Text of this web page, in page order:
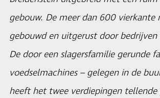
gebouw. De meer dan 600 vierkante
gebouwd en uitgerust door
De door een slagersfamilie gerunde
voedselmachines – gelegen in de
heeft het twee verdiepingen tellende